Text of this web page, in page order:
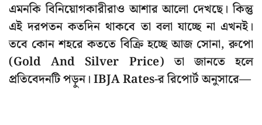
এমনকি বিনিয়োগকারীরাও আশার আলো দেখছে। কিন্তু
এই দরপতন কতদিন থাকবে তা বলা যাচ্ছে না এখনই।
তবে কোন শহরে কততে বিক্রি হচ্ছে আজ সোনা, রুপো
(Gold And Silver Price) তা জানতে হলে
প্রতিবেদনটি পড়ুন। IBJA Rates-র রিপোর্ট অনুসারে—